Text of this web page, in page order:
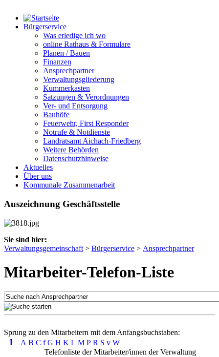
Bürgerservice
Was erledige ich wo
online Rathaus & Formulare
Planen / Bauen
Finanzen
Ansprechpartner
Verwaltungsgliederung
Kummerkasten
Satzungen & Verordnungen
Ver- und Entsorgung
Bauhöfe
Feuerwehr, First Responder
Notrufe & Notdienste
Landratsamt Aichach-Friedberg
Weitere Behörden
Datenschutzhinweise
Aktuelles
Über uns
Kommunale Zusammenarbeit
Auszeichnung Geschäftsstelle
Sie sind hier:
Verwaltungsgemeinschaft > Bürgerservice > Ansprechpartner
Mitarbeiter-Telefon-Liste
Sprung zu den Mitarbeitern mit dem Anfangsbuchstaben:
1 A B C f G H K L M P R S v W
Telefonliste der Mitarbeiter/innen der Verwaltung